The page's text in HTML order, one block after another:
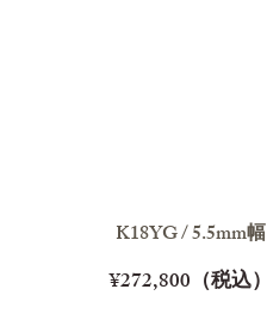
K18YG / 5.5mm幅
¥272,800（税込）